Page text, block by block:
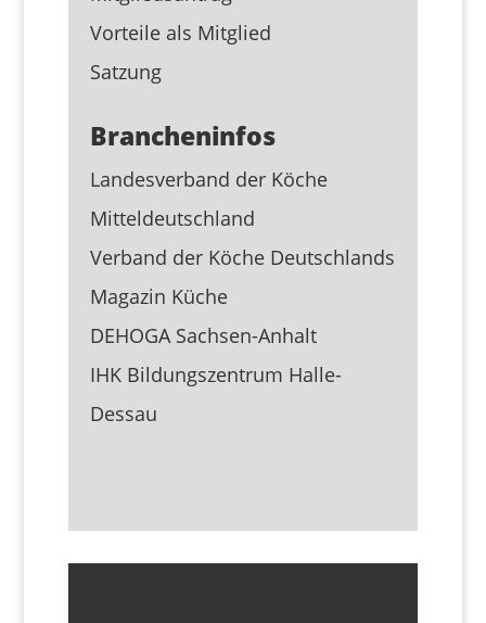
Vorteile als Mitglied
Satzung
Brancheninfos
Landesverband der Köche
Mitteldeutschland
Verband der Köche Deutschlands
Magazin Küche
DEHOGA Sachsen-Anhalt
IHK Bildungszentrum Halle-
Dessau